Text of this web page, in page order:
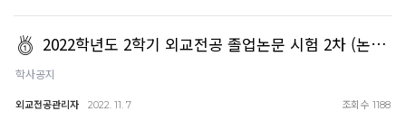
2022학년도 2학기 외교전공 졸업논문 시험 2차 (논…
학사공지
외교전공관리자 2022. 11. 7 조회수 1188